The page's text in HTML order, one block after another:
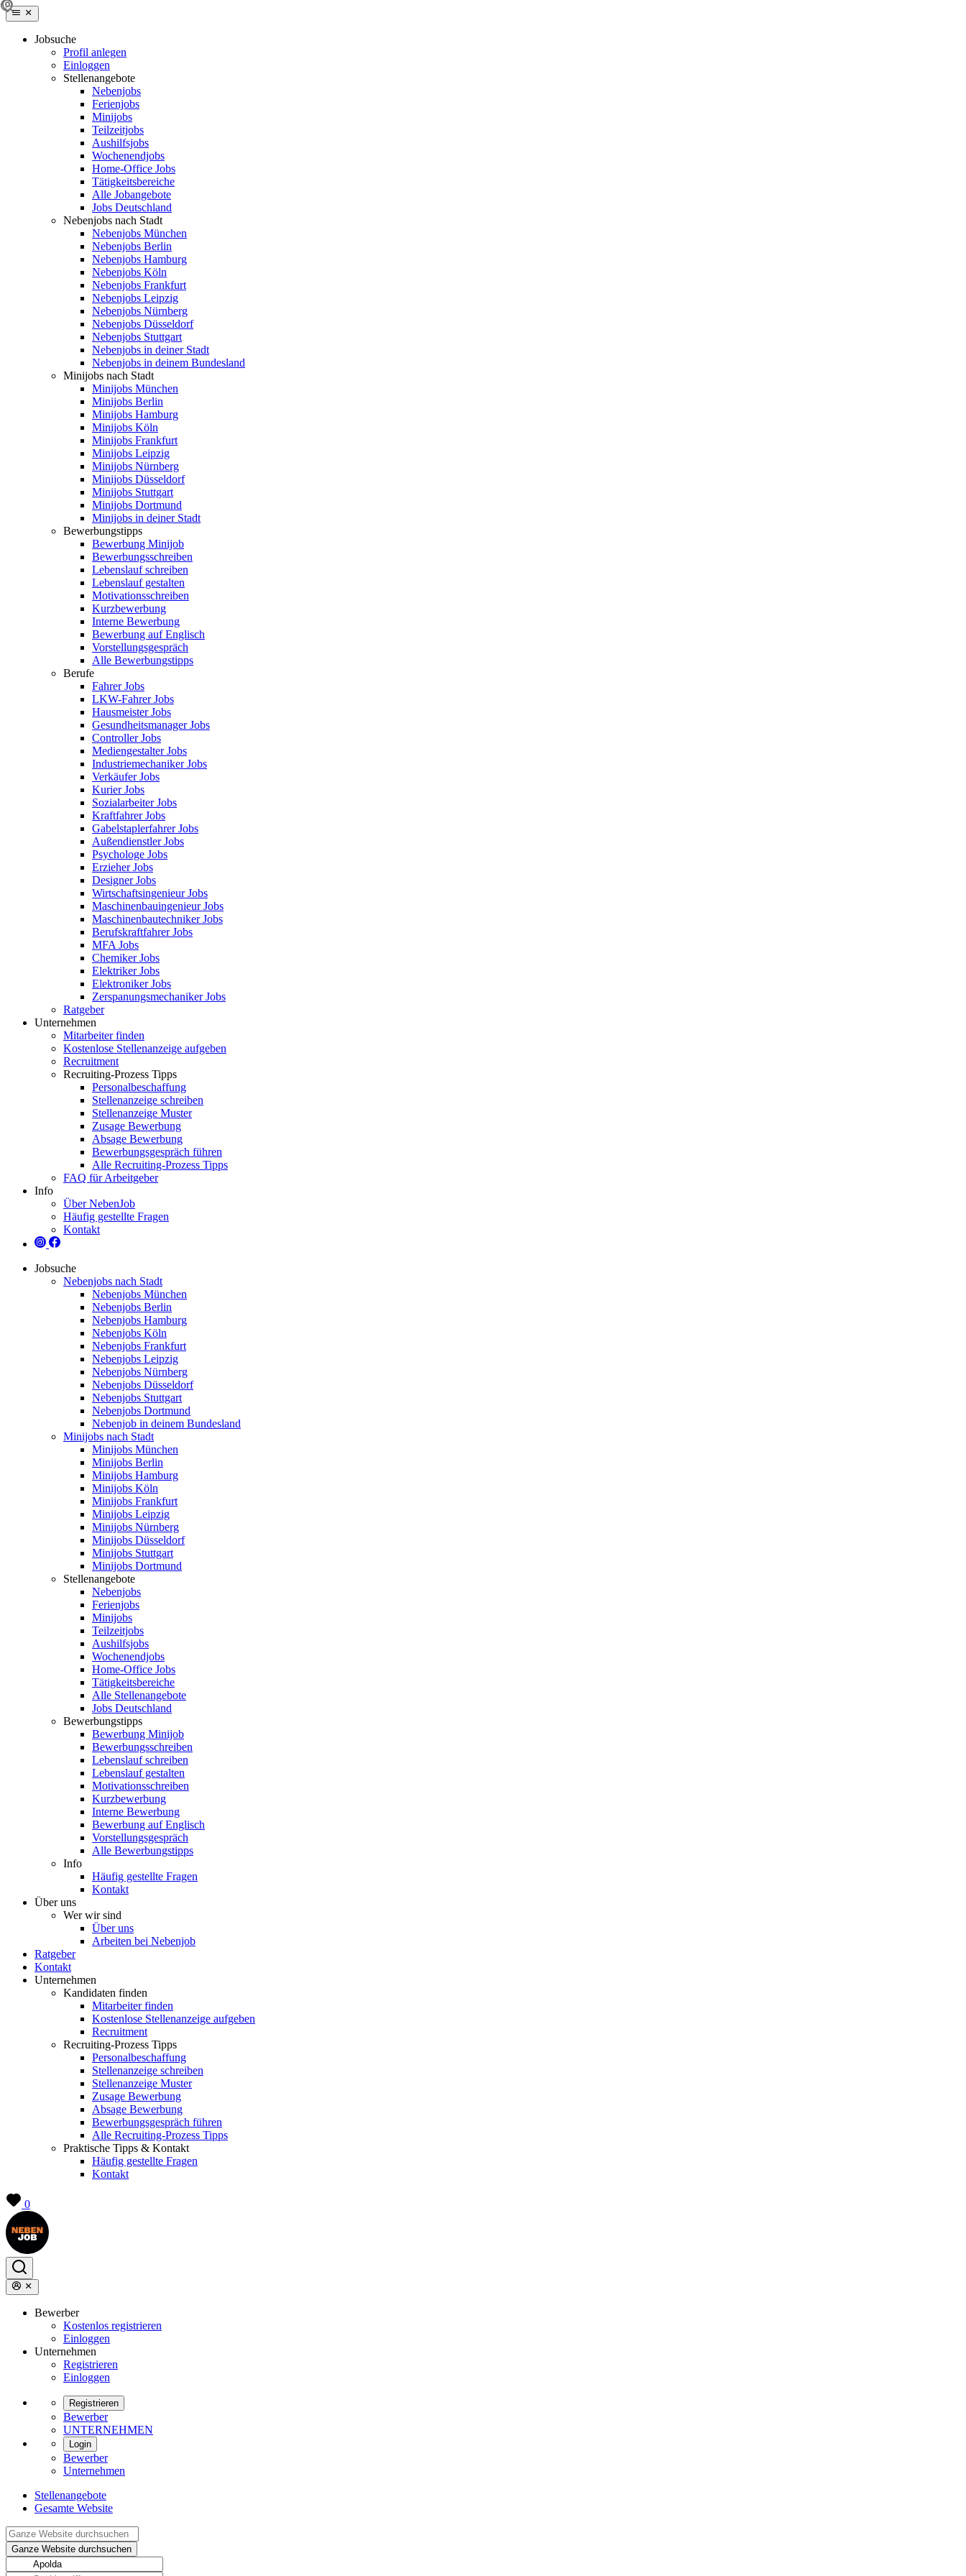
Jobsuche
Profil anlegen
Einloggen
Stellenangebote
Nebenjobs
Ferienjobs
Minijobs
Teilzeitjobs
Aushilfsjobs
Wochenendjobs
Home-Office Jobs
Tätigkeitsbereiche
Alle Jobangebote
Jobs Deutschland
Nebenjobs nach Stadt
Nebenjobs München
Nebenjobs Berlin
Nebenjobs Hamburg
Nebenjobs Köln
Nebenjobs Frankfurt
Nebenjobs Leipzig
Nebenjobs Nürnberg
Nebenjobs Düsseldorf
Nebenjobs Stuttgart
Nebenjobs in deiner Stadt
Nebenjobs in deinem Bundesland
Minijobs nach Stadt
Minijobs München
Minijobs Berlin
Minijobs Hamburg
Minijobs Köln
Minijobs Frankfurt
Minijobs Leipzig
Minijobs Nürnberg
Minijobs Düsseldorf
Minijobs Stuttgart
Minijobs Dortmund
Minijobs in deiner Stadt
Bewerbungstipps
Bewerbung Minijob
Bewerbungsschreiben
Lebenslauf schreiben
Lebenslauf gestalten
Motivationsschreiben
Kurzbewerbung
Interne Bewerbung
Bewerbung auf Englisch
Vorstellungsgespräch
Alle Bewerbungstipps
Berufe
Fahrer Jobs
LKW-Fahrer Jobs
Hausmeister Jobs
Gesundheitsmanager Jobs
Controller Jobs
Mediengestalter Jobs
Industriemechaniker Jobs
Verkäufer Jobs
Kurier Jobs
Sozialarbeiter Jobs
Kraftfahrer Jobs
Gabelstaplerfahrer Jobs
Außendienstler Jobs
Psychologe Jobs
Erzieher Jobs
Designer Jobs
Wirtschaftsingenieur Jobs
Maschinenbauingenieur Jobs
Maschinenbautechniker Jobs
Berufskraftfahrer Jobs
MFA Jobs
Chemiker Jobs
Elektriker Jobs
Elektroniker Jobs
Zerspanungsmechaniker Jobs
Ratgeber
Unternehmen
Mitarbeiter finden
Kostenlose Stellenanzeige aufgeben
Recruitment
Recruiting-Prozess Tipps
Personalbeschaffung
Stellenanzeige schreiben
Stellenanzeige Muster
Zusage Bewerbung
Absage Bewerbung
Bewerbungsgespräch führen
Alle Recruiting-Prozess Tipps
FAQ für Arbeitgeber
Info
Über NebenJob
Häufig gestellte Fragen
Kontakt
Jobsuche
Nebenjobs nach Stadt
Nebenjobs München
Nebenjobs Berlin
Nebenjobs Hamburg
Nebenjobs Köln
Nebenjobs Frankfurt
Nebenjobs Leipzig
Nebenjobs Nürnberg
Nebenjobs Düsseldorf
Nebenjobs Stuttgart
Nebenjobs Dortmund
Nebenjob in deinem Bundesland
Minijobs nach Stadt
Minijobs München
Minijobs Berlin
Minijobs Hamburg
Minijobs Köln
Minijobs Frankfurt
Minijobs Leipzig
Minijobs Nürnberg
Minijobs Düsseldorf
Minijobs Stuttgart
Minijobs Dortmund
Stellenangebote
Nebenjobs
Ferienjobs
Minijobs
Teilzeitjobs
Aushilfsjobs
Wochenendjobs
Home-Office Jobs
Tätigkeitsbereiche
Alle Stellenangebote
Jobs Deutschland
Bewerbungstipps
Bewerbung Minijob
Bewerbungsschreiben
Lebenslauf schreiben
Lebenslauf gestalten
Motivationsschreiben
Kurzbewerbung
Interne Bewerbung
Bewerbung auf Englisch
Vorstellungsgespräch
Alle Bewerbungstipps
Info
Häufig gestellte Fragen
Kontakt
Über uns
Wer wir sind
Über uns
Arbeiten bei Nebenjob
Ratgeber
Kontakt
Unternehmen
Kandidaten finden
Mitarbeiter finden
Kostenlose Stellenanzeige aufgeben
Recruitment
Recruiting-Prozess Tipps
Personalbeschaffung
Stellenanzeige schreiben
Stellenanzeige Muster
Zusage Bewerbung
Absage Bewerbung
Bewerbungsgespräch führen
Alle Recruiting-Prozess Tipps
Praktische Tipps & Kontakt
Häufig gestellte Fragen
Kontakt
0
Bewerber
Kostenlos registrieren
Einloggen
Unternehmen
Registrieren
Einloggen
Registrieren
Bewerber
UNTERNEHMEN
Login
Bewerber
Unternehmen
Stellenangebote
Gesamte Website